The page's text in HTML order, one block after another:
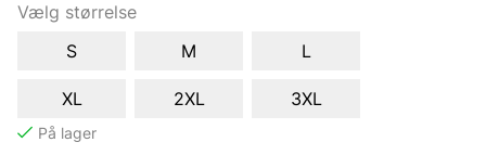
Vælg størrelse
S
M L
XL 2XL 3XL